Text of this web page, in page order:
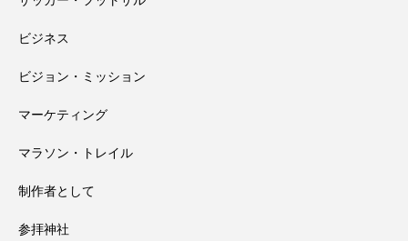
ビジネス
ビジョン・ミッション
マーケティング
マラソン・トレイル
制作者として
参拝神社